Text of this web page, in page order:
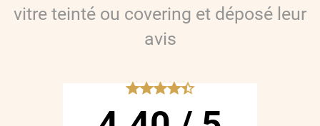
vitre teinté ou covering et déposé leur
avis
*****